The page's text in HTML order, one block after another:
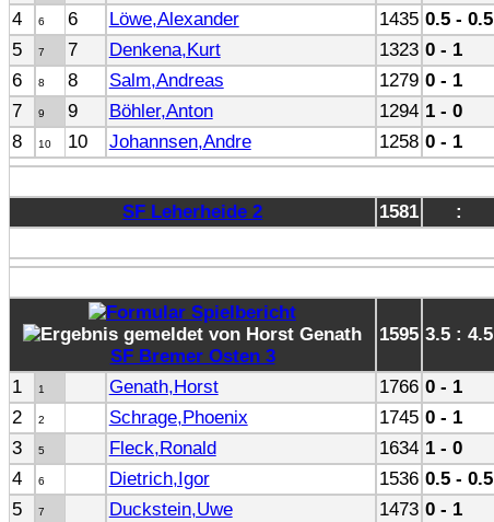
4
6 6 Löwe,Alexander 1435 0.5 - 0.5
5
7 7 Denkena,Kurt 1323 0 - 1
6
8 8 Salm,Andreas 1279 0 - 1
7
9 9 Böhler,Anton 1294 1 - 0
8
10 10 Johannsen,Andre 1258 0 - 1
SF Leherheide 2 1581 :
SF Bremer Osten 3
1595 3.5 : 4.5
1 1 Genath,Horst 1766 0 - 1
2
2 Schrage,Phoenix 1745 0 - 1
3
5 Fleck,Ronald 1634 1 - 0
4
6 Dietrich,Igor 1536 0.5 - 0.5
5
7 Duckstein,Uwe 1473 0 - 1